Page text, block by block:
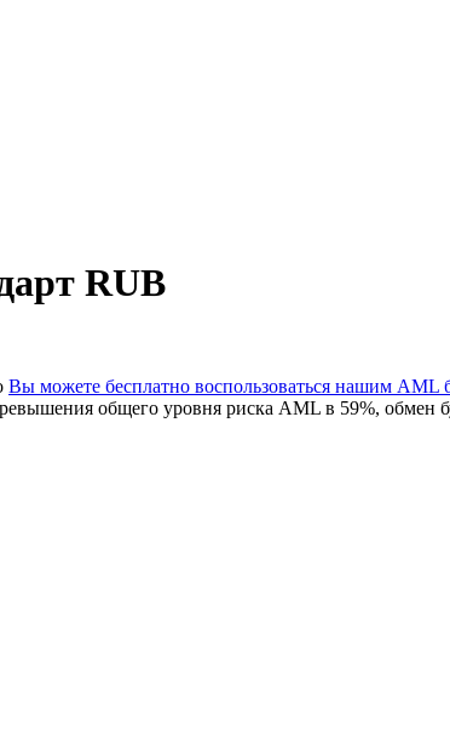
RUB
Вы можете бесплатно воспользоваться нашим AML
общего уровня риска AML в 59%, обмен